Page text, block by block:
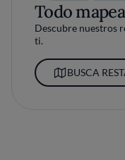
Todo
Descubre nuestros
ti.
BUSCA